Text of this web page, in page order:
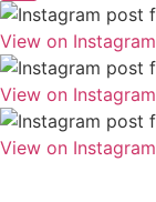
View on Instagram
View on Instagram
View on Instagram